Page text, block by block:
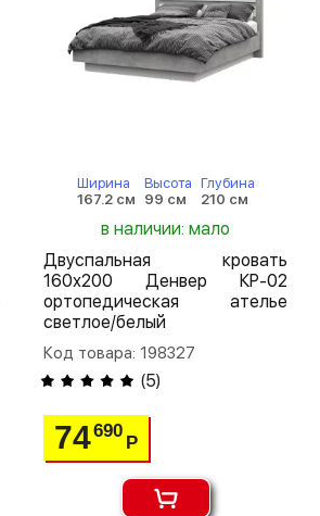
Ширина
167.2 см
Высота
99 см
Глубина
210 см
в наличии: мало
Двуспальная кровать
160х200 Денвер КР-02
ортопедическая ателье
светлое/белый
Код товара: 198327
(5)
74690
Р